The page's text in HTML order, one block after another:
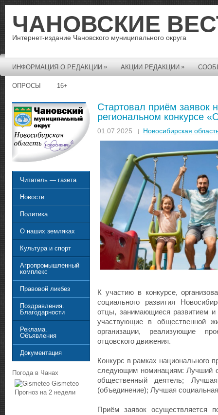
ЧАНОВСКИЕ
Интернет-издание Чановского муниципального округа
ИНФОРМАЦИЯ О РЕДАКЦИИ » АКЦИИ РЕДАКЦИИ »
ОПРОСЫ 16+
Стартовал приём заявок
региональном конкурсе
01.07.2025 Новосибирская
К участию в конкурсе,
социального развития
отцы, занимающиеся развитием
участвующие в общественной
организации, реализующие
отцовского движения.
Конкурс в рамках национального
следующим номинациям: Лучший
общественный деятель;
(объединение); Лучшая
Приём заявок осуществляется
Читатель — газета
Новости
Политика
О наших земляках
Культура и спорт
Агропромышленный
комплекс
Правовой ликбез
Поздравления.
Благодарности
Реклама.
Объявления
Документация
Погода в Чанах
Gismeteo
Прогноз на 2 недели